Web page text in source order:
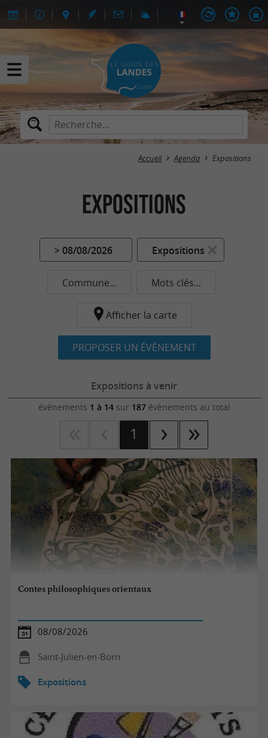
Accueil Agenda Expositions
Expositions
> 08/08/2026 Expositions
Commune... Mots clés...
Afficher la carte
PROPOSER UN ÉVÈNEMENT
Expositions à venir
évènements 1 à 14sur 187évènements au total
1
Contes philosophiques orientaux
08/08/2026
Saint-Julien-en-Born
Expositions